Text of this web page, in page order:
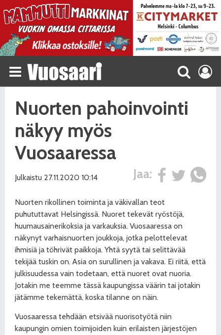
Nuorten pahoinvointi
näkyy myös
Vuosaaressa
Jaa:
Julkaistu 27.11.2020 10:14
Nuorten rikollinen toiminta ja väkivallan teot
puhututtavat Helsingissä. Nuoret tekevät ryöstöjä,
huumausainerikoksia ja varkauksia. Vuosaaressa on
näkynyt varhaisnuorten joukkoja, jotka pelottelevat
ihmisiä ja töhrivät paikkoja. Yhtä syytä tai selittävää
tekijää tuskin on. Asia on surullinen ja vakava. Ei riitä, että
julkisuudessa vain todetaan, että nuoret ovat nuoria.
Jotakin me teemme tässä kaupungissa väärin tai jotakin
jätämme tekemättä, koska tilanne on näin.
Vuosaaressa tehdään etsivää nuorisotyötä niin
kaupungin omien toimijoiden kuin erilaisten järjestöjen